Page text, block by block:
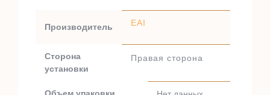
Производитель EAI
Сторона
установки
Правая сторона